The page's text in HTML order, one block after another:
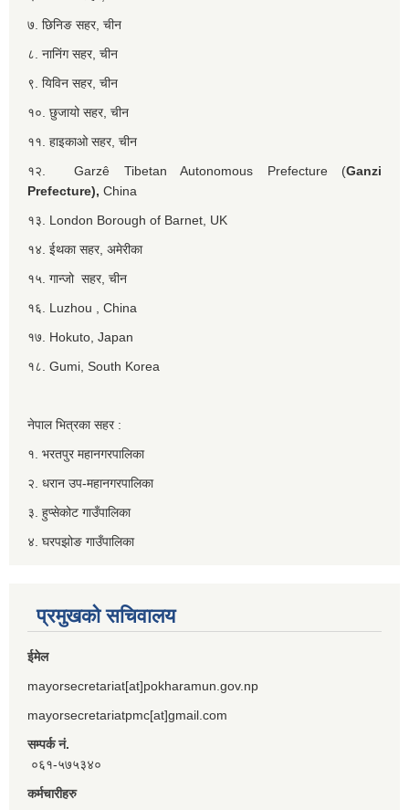
७. छिनिङ सहर, चीन
८. नानिंग सहर, चीन
९. यिविन सहर, चीन
१०. छुजायो सहर, चीन
११. हाइकाओ सहर, चीन
१२. Garzê Tibetan Autonomous Prefecture (Ganzi
Prefecture), China
१३. London Borough of Barnet, UK
१४. ईथका सहर, अमेरीका
१५. गान्जो सहर, चीन
१६. Luzhou , China
१७. Hokuto, Japan
१८. Gumi, South Korea
नेपाल भित्रका सहर :
१. भरतपुर महानगरपालिका
२. धरान उप-महानगरपालिका
३. हुप्सेकोट गाउँपालिका
४. घरपझोङ गाउँपालिका
प्रमुखको सचिवालय
ईमेल
mayorsecretariat[at]pokharamun.gov.np
mayorsecretariatpmc[at]gmail.com
सम्पर्क नं.
०६१-५७५३४०
कर्मचारीहरु